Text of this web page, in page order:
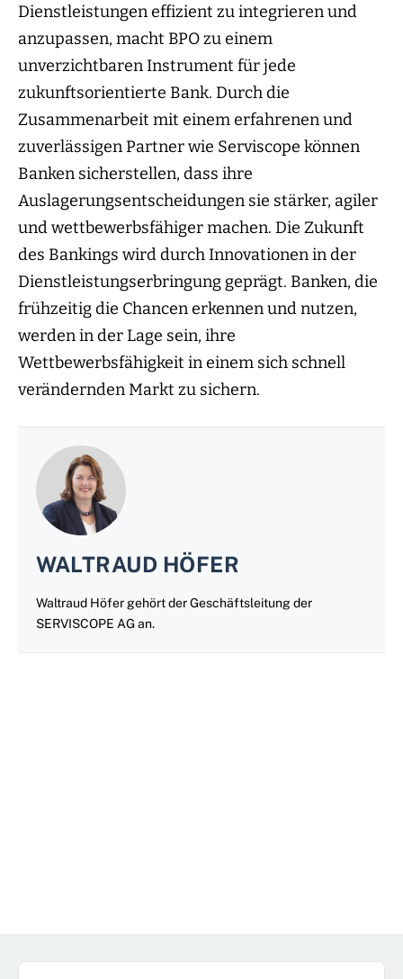
Dienstleistungen effizient zu integrieren und
anzupassen, macht BPO zu einem
unverzichtbaren Instrument für jede
zukunftsorientierte Bank. Durch die
Zusammenarbeit mit einem erfahrenen und
zuverlässigen Partner wie Serviscope können
Banken sicherstellen, dass ihre
Auslagerungsentscheidungen sie stärker, agiler
und wettbewerbsfähiger machen. Die Zukunft
des Bankings wird durch Innovationen in der
Dienstleistungserbringung geprägt. Banken, die
frühzeitig die Chancen erkennen und nutzen,
werden in der Lage sein, ihre
Wettbewerbsfähigkeit in einem sich schnell
verändernden Markt zu sichern.
WALTRAUD HÖFER
Waltraud Höfer gehört der Geschäftsleitung der
SERVISCOPE AG an.